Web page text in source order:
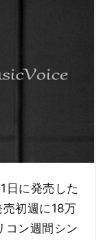
日に発売した
初週に18万
ン週間シン